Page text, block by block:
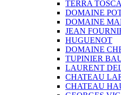
TERRA
DOMAINE
DOMAINE
JEAN
HUGUENOT
DOMAINE
TUPINIER
LAURENT
CHATEAU
CHATEAU